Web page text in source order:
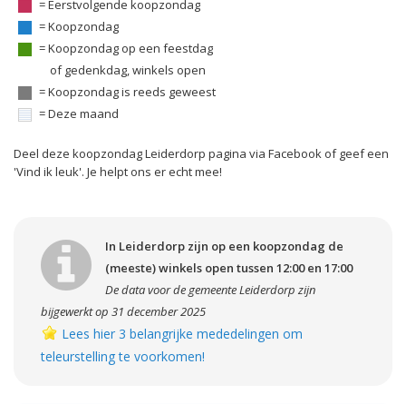
= Eerstvolgende koopzondag
= Koopzondag
= Koopzondag op een feestdag
of gedenkdag, winkels open
= Koopzondag is reeds geweest
= Deze maand
Deel deze koopzondag Leiderdorp pagina via Facebook of geef een
'Vind ik leuk'. Je helpt ons er echt mee!
In Leiderdorp zijn op een koopzondag de
(meeste) winkels open tussen 12:00 en 17:00
De data voor de gemeente Leiderdorp zijn
bijgewerkt op 31 december 2025
Lees hier 3 belangrijke mededelingen om
teleurstelling te voorkomen!